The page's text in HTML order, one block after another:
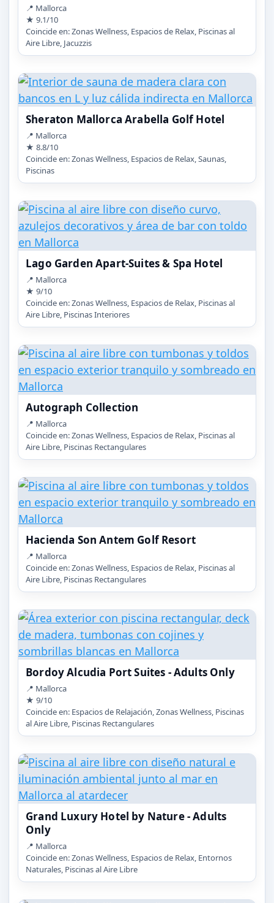
📍 Mallorca
★ 9.1/10
Coincide en: Zonas Wellness, Espacios de Relax, Piscinas al
Aire Libre, Jacuzzis
Sheraton Mallorca Arabella Golf Hotel
📍 Mallorca
★ 8.8/10
Coincide en: Zonas Wellness, Espacios de Relax, Saunas,
Piscinas
Lago Garden Apart-Suites & Spa Hotel
📍 Mallorca
★ 9/10
Coincide en: Zonas Wellness, Espacios de Relax, Piscinas al
Aire Libre, Piscinas Interiores
Autograph Collection
📍 Mallorca
Coincide en: Zonas Wellness, Espacios de Relax, Piscinas al
Aire Libre, Piscinas Rectangulares
Hacienda Son Antem Golf Resort
📍 Mallorca
Coincide en: Zonas Wellness, Espacios de Relax, Piscinas al
Aire Libre, Piscinas Rectangulares
Bordoy Alcudia Port Suites - Adults Only
📍 Mallorca
★ 9/10
Coincide en: Espacios de Relajación, Zonas Wellness, Piscinas
al Aire Libre, Piscinas Rectangulares
Grand Luxury Hotel by Nature - Adults
Only
📍 Mallorca
Coincide en: Zonas Wellness, Espacios de Relax, Entornos
Naturales, Piscinas al Aire Libre